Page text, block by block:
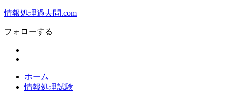
情報処理過去問.com
フォローする
ホーム
情報処理試験